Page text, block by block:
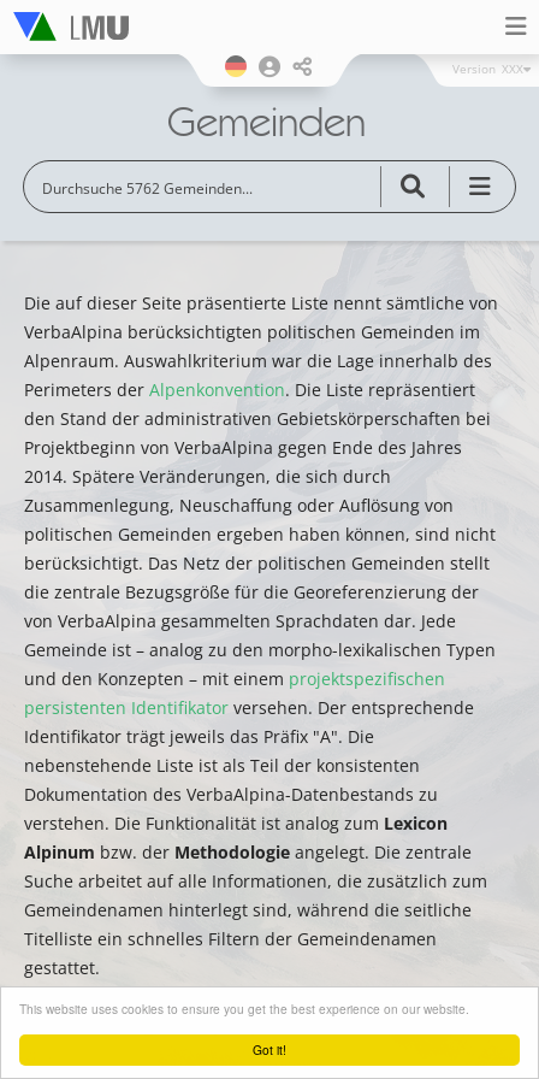
Got it!
This website uses cookies to ensure you get the best experience on our website.
Version XXX
Gemeinden
Die auf dieser Seite präsentierte Liste nennt sämtliche von
VerbaAlpina berücksichtigten politischen Gemeinden im
Alpenraum. Auswahlkriterium war die Lage innerhalb des
Perimeters der Alpenkonvention. Die Liste repräsentiert
den Stand der administrativen Gebietskörperschaften bei
Projektbeginn von VerbaAlpina gegen Ende des Jahres
2014. Spätere Veränderungen, die sich durch
Zusammenlegung, Neuschaffung oder Auflösung von
politischen Gemeinden ergeben haben können, sind nicht
berücksichtigt. Das Netz der politischen Gemeinden stellt
die zentrale Bezugsgröße für die Georeferenzierung der
von VerbaAlpina gesammelten Sprachdaten dar. Jede
Gemeinde ist – analog zu den morpho-lexikalischen Typen
und den Konzepten – mit einem projektspezifischen
persistenten Identifikator versehen. Der entsprechende
Identifikator trägt jeweils das Präfix "A". Die
nebenstehende Liste ist als Teil der konsistenten
Dokumentation des VerbaAlpina-Datenbestands zu
verstehen. Die Funktionalität ist analog zum Lexicon
Alpinum bzw. der Methodologie angelegt. Die zentrale
Suche arbeitet auf alle Informationen, die zusätzlich zum
Gemeindenamen hinterlegt sind, während die seitliche
Titelliste ein schnelles Filtern der Gemeindenamen
gestattet.